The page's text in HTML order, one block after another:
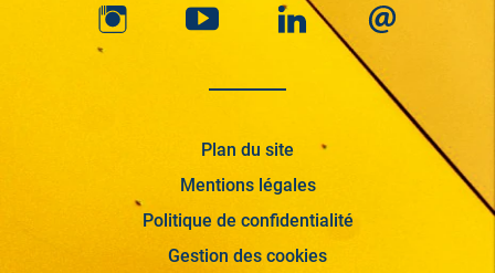
Plan du site
Mentions légales
Politique de confidentialité
Gestion des cookies